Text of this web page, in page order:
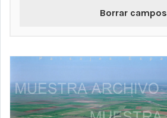
Borrar campos